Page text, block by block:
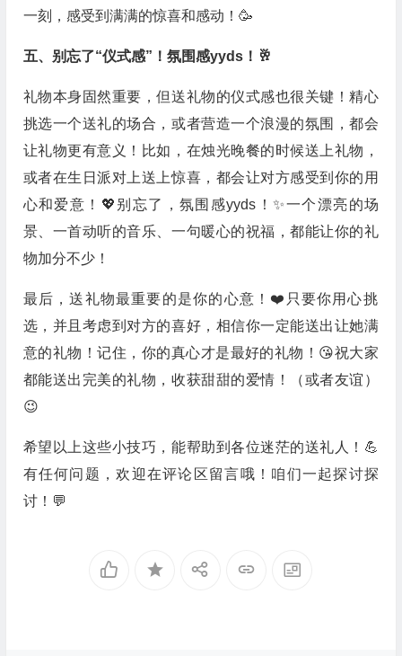
一刻，感受到满满的惊喜和感动！🥳
五、别忘了“仪式感”！氛围感yyds！🥂
礼物本身固然重要，但送礼物的仪式感也很关键！精心
挑选一个送礼的场合，或者营造一个浪漫的氛围，都会
让礼物更有意义！比如，在烛光晚餐的时候送上礼物，
或者在生日派对上送上惊喜，都会让对方感受到你的用
心和爱意！💖别忘了，氛围感yyds！✨一个漂亮的场
景、一首动听的音乐、一句暖心的祝福，都能让你的礼
物加分不少！
最后，送礼物最重要的是你的心意！❤️只要你用心挑
选，并且考虑到对方的喜好，相信你一定能送出让她满
意的礼物！记住，你的真心才是最好的礼物！😘祝大家
都能送出完美的礼物，收获甜甜的爱情！（或者友谊）
😉
希望以上这些小技巧，能帮助到各位迷茫的送礼人！💪
有任何问题，欢迎在评论区留言哦！咱们一起探讨探
讨！💬